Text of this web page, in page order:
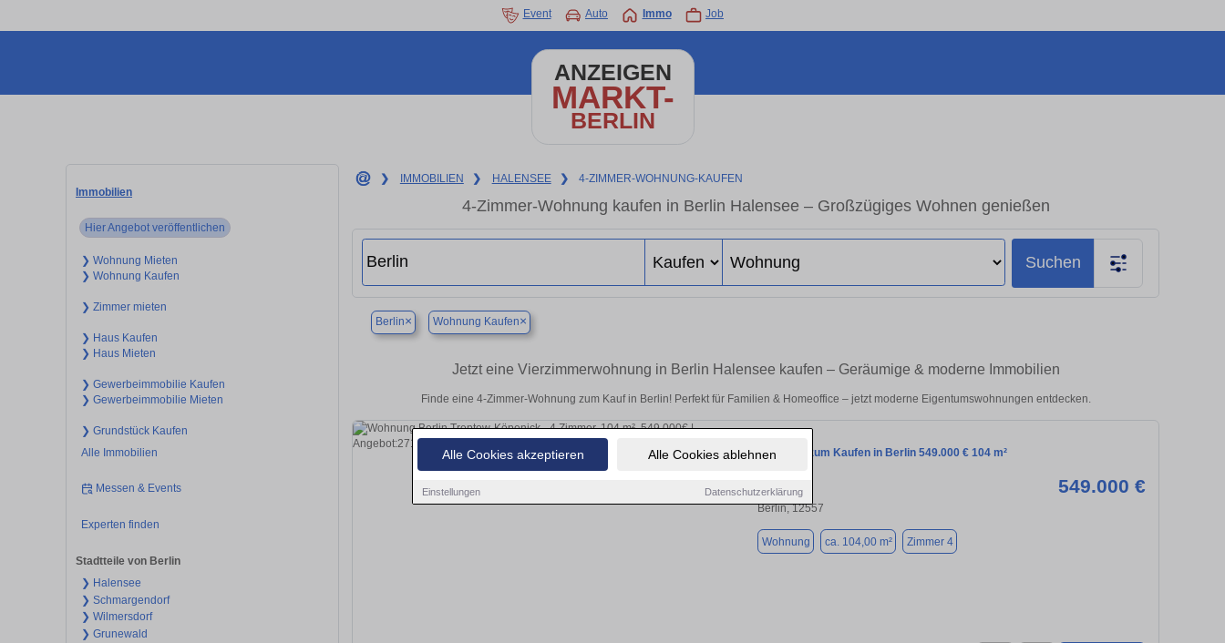
Alle Cookies akzeptieren Alle Cookies ablehnen
Einstellungen Datenschutzerklärung
Event Auto Immo Job
ANZEIGEN
MARKT-
BERLIN
Immobilien
Hier Angebot veröffentlichen
❯ Wohnung Mieten
❯ Wohnung Kaufen
❯ Zimmer mieten
❯ Haus Kaufen
❯ Haus Mieten
❯ Gewerbeimmobilie Kaufen
❯ Gewerbeimmobilie Mieten
❯ Grundstück Kaufen
Alle Immobilien
Messen & Events
Experten finden
Stadtteile von Berlin
❯ Halensee
❯ Schmargendorf
❯ Wilmersdorf
❯ Grunewald
❯ IMMOBILIEN ❯ HALENSEE ❯ 4-ZIMMER-WOHNUNG-KAUFEN
4-Zimmer-Wohnung kaufen in Berlin Halensee – Großzügiges Wohnen genießen
Suchen
Berlin× Wohnung Kaufen×
Jetzt eine Vierzimmerwohnung in Berlin Halensee kaufen – Geräumige & moderne Immobilien
Finde eine 4-Zimmer-Wohnung zum Kauf in Berlin! Perfekt für Familien & Homeoffice – jetzt moderne Eigentumswohnungen entdecken.
Wohnung zum Kaufen in Berlin 549.000 € 104 m²
549.000 €
Berlin, 12557
Wohnung ca. 104,00 m² Zimmer 4